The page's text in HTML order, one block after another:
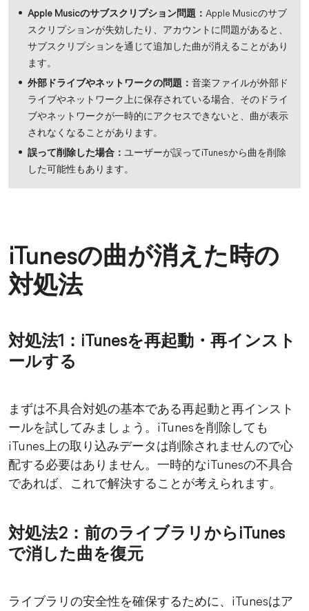
Apple Musicのサブスクリプション問題： Apple Musicのサブ
スクリプションが失効したり、アカウントに問題があると、
サブスクリプションを通じて追加した曲が消えることがあり
ます。
外部ドライブやネットワークの問題： 音楽ファイルが外部ド
ライブやネットワーク上に保存されている場合、そのドライ
ブやネットワークが一時的にアクセスできないと、曲が表示
されなくなることがあります。
誤って削除した場合： ユーザーが誤ってiTunesから曲を削除
した可能性もあります。
iTunesの曲が消えた時の
対処法
対処法1：iTunesを再起動・再インスト
ールする
まずは不具合対処の基本である再起動と再インスト
ールを試してみましょう。iTunesを削除しても
iTunes上の取り込みデータは削除されませんので心
配する必要はありません。一時的なiTunesの不具合
であれば、これで解決することが考えられます。
対処法2：前のライブラリからiTunes
で消した曲を復元
ライブラリの安全性を確保するために、iTunesはア